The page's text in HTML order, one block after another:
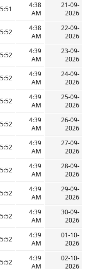
21-09-
2026
4:38
AM
5:51 AM
22-09-
2026
4:38
AM
5:52 AM
23-09-
2026
4:39
AM
5:52 AM
24-09-
2026
4:39
AM
5:52 AM
25-09-
2026
4:39
AM
5:52 AM
26-09-
2026
4:39
AM
5:52 AM
27-09-
2026
4:39
AM
5:52 AM
28-09-
2026
4:39
AM
5:52 AM
29-09-
2026
4:39
AM
5:52 AM
30-09-
2026
4:39
AM
5:52 AM
01-10-
2026
4:39
AM
5:52 AM
02-10-
2026
4:39
AM
5:52 AM